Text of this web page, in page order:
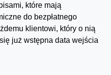
które mają
do bezpłatnego
klientowi, który o nią
już wstępna data wejścia